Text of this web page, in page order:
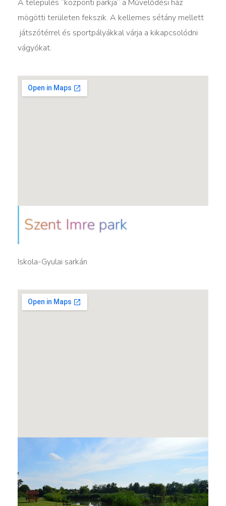
A település “központi parkja” a Művelődési ház
mögötti területen fekszik. A kellemes sétány mellett
játszótérrel és sportpályákkal várja a kikapcsolódni
vágyókat.
Szent Imre park
Iskola-Gyulai sarkán